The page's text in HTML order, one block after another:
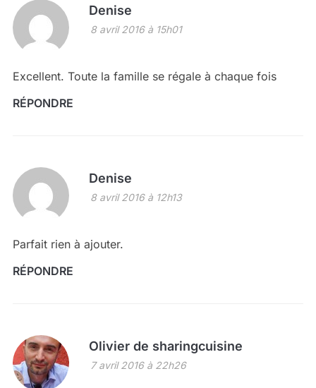
Denise
8 avril 2016 à 15h01
Excellent. Toute la famille se régale à chaque fois
RÉPONDRE
Denise
8 avril 2016 à 12h13
Parfait rien à ajouter.
RÉPONDRE
Olivier de sharingcuisine
7 avril 2016 à 22h26